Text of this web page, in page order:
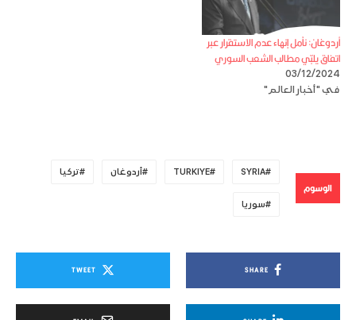
أردوغان: نأمل إنهاء عدم الاستقرار عبر
اتفاق يلبّي مطالب الشعب السوري
03/12/2024
في "أخبار العالم"
الوسوم
SYRIA
TURKIYE أردوغان تركيا
سوريا
SHARE
TWEET